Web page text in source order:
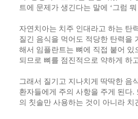
트에 문제가 생긴다는 말에 ‘그럼
자연치아는 치주 인대라고 하는 탄
질긴 음식을 먹어도 적당한 탄력을
해서 임플란트는 뼈에 직접 붙어
되므로 뼈를 점진적으로 약하게 하
그래서 질기고 지나치게 딱딱한 음
환자들에게 주의 사항을 주게 된다
의 칫솔만 사용하는 것이 아니라